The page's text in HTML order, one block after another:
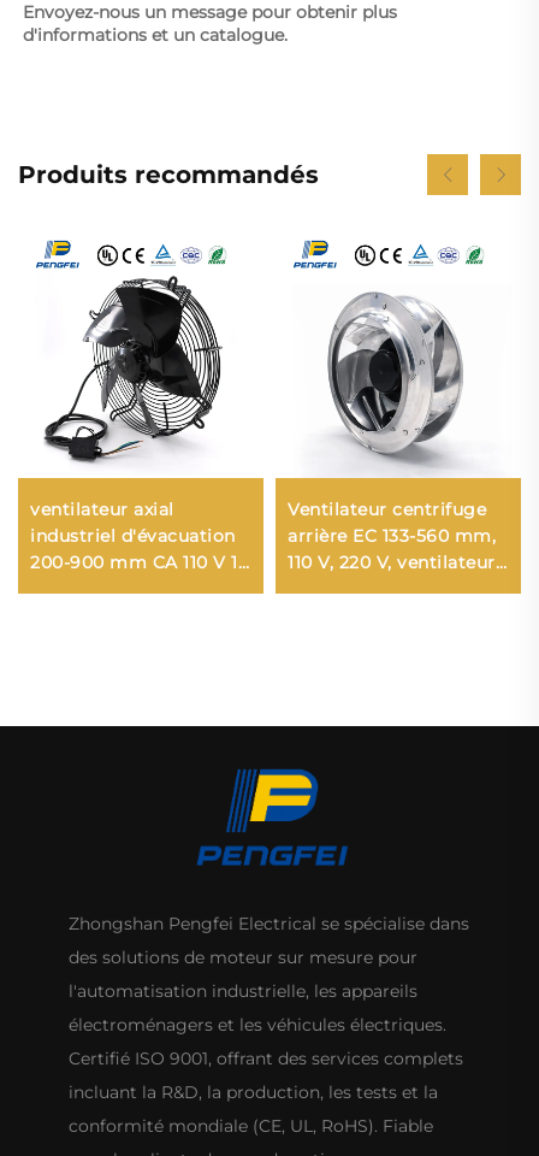
Envoyez-nous un message pour obtenir plus
d'informations et un catalogue.
Produits recommandés
ventilateur axial
industriel d'évacuation
200-900 mm CA 110 V 1-
220 V 380 V, turbine de
Ventilateur centrifuge
arrière EC 133-560 mm,
110 V, 220 V, ventilateur
à roue à vapeur,
Zhongshan Pengfei Electrical se spécialise dans
des solutions de moteur sur mesure pour
l'automatisation industrielle, les appareils
électroménagers et les véhicules électriques.
Certifié ISO 9001, offrant des services complets
incluant la R&D, la production, les tests et la
conformité mondiale (CE, UL, RoHS). Fiable